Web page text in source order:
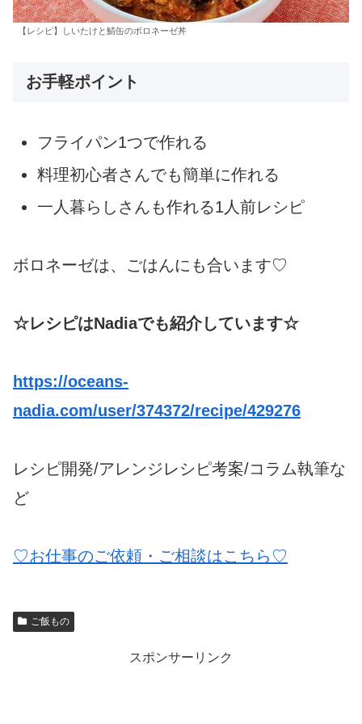
【レシピ】しいたけと鯖缶のボロネーゼ丼
お手軽ポイント
フライパン1つで作れる
料理初心者さんでも簡単に作れる
一人暮らしさんも作れる1人前レシピ
ボロネーゼは、ごはんにも合います♡
☆レシピはNadiaでも紹介しています☆
https://oceans-
nadia.com/user/374372/recipe/429276
レシピ開発/アレンジレシピ考案/コラム執筆な
ど
♡お仕事のご依頼・ご相談はこちら♡
ご飯もの
スポンサーリンク